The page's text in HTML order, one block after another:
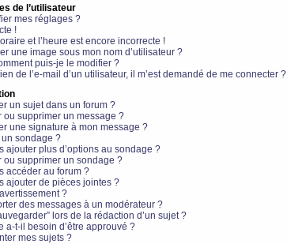
de l’utilisateur
mes réglages ?
!
et l’heure est encore incorrecte !
une image sous mon nom d’utilisateur ?
puis-je le modifier ?
de l’e-mail d’un utilisateur, il m’est demandé de me connecter ?
un sujet dans un forum ?
ou supprimer un message ?
une signature à mon message ?
sondage ?
ajouter plus d’options au sondage ?
ou supprimer un sondage ?
accéder au forum ?
ajouter de pièces jointes ?
?
des messages à un modérateur ?
lors de la rédaction d’un sujet ?
a-t-il besoin d’être approuvé ?
mes sujets ?